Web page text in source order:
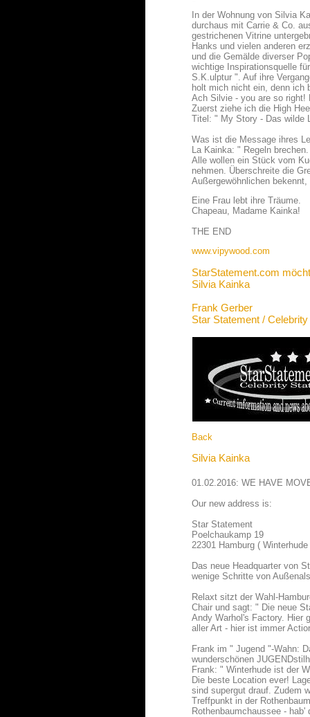
In der Wohnung von Silvia
durchaus mit Carrie & Co.
gestrichenen Vitrine
Hanks und vielen anderen
und die Gemälde diverser
wichtige Inspirationsquelle
S.K.ulptur ". Auf ihre
holt mich nicht ein, denn ich
Ach Silvie - you are so right!
Zuerst ziehe ich die High
Titel: " My Story - Das wilde
Was ist die Message ihres
La Kainka: " Regeln
Alle wollen ein Stück vom
nehmen. Überschreite die
Außergewöhnlichen
Eine Frau lebt ihre Träume.
Chapeau, Madame Kainka!
THE END
www.vipywood.com
StarStatement.com
Silvia Kainka
Frank Gerber
Star Statement /
Back
Silvia Kainka
01.02.2016: WE HAVE
Our new address is:
Star Statement
Poelchaukamp 19
22301 Hamburg (
Das neue Headquarter von
wenige Schritte von
Relaxt sitzt der Wahl-
Chair und sagt: " Die neue
Andy Warhol's Factory. Hier
aller Art - hier ist immer
Frank im " Jugend "-Wahn:
wunderschönen
Frank: " Winterhude ist der
Die beste Location ever!
sind supergut drauf. Zudem
Treffpunkt in der
Rothenbaumchaussee -